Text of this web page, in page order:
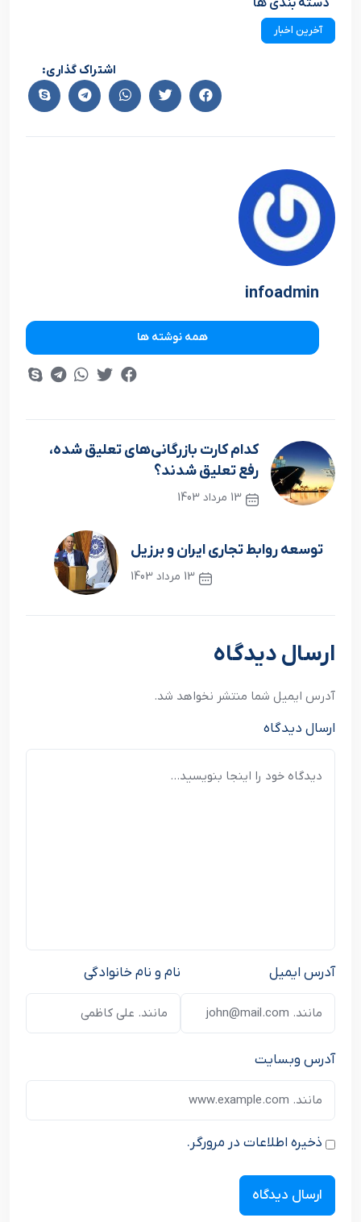
دسته بندی ها
آخرین اخبار
اشتراک گذاری:
infoadmin
همه نوشته ها
کدام کارت بازرگانی‌های تعلیق شده،
رفع تعلیق شدند؟
13 مرداد 1403
توسعه روابط تجاری ایران و برزیل
13 مرداد 1403
ارسال دیدگاه
آدرس ایمیل شما منتشر نخواهد شد.
ارسال دیدگاه
نام و نام خانوادگی آدرس ایمیل
آدرس وبسایت
ذخیره اطلاعات در مرورگر.